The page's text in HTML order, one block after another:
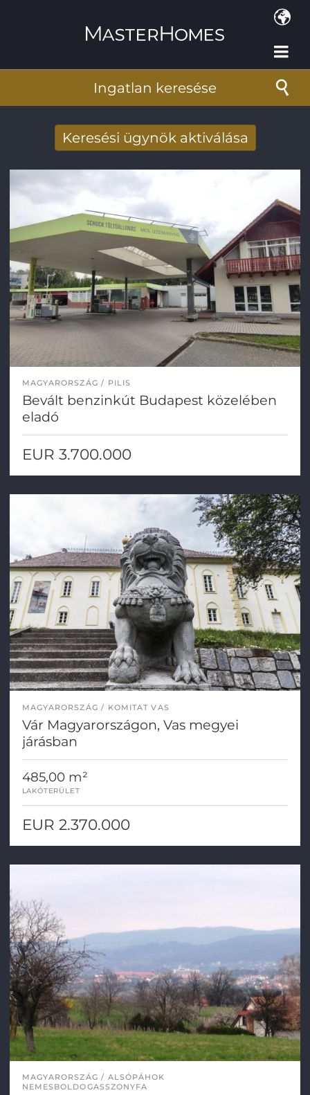
Ingatlan keresése
Keresési ügynök aktiválása
mailben
E-mail cím
MAGYARORSZÁG PILIS
Bevált benzinkút Budapest közelében
eladó
EUR 3.700.000
MAGYARORSZÁG KOMITAT VAS
Vár Magyarországon, Vas megyei
járásban
485,00 m²
LAKÓTERÜLET
EUR 2.370.000
MAGYARORSZÁG
ALSÓPÁHOK
NEMESBOLDOGASSZONYFA